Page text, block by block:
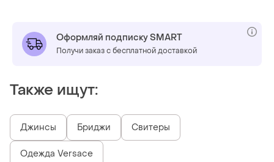
Оформляй подписку SMART
Получи заказ с бесплатной доставкой
Также ищут:
Джинсы Бриджи Свитеры
Одежда Versace